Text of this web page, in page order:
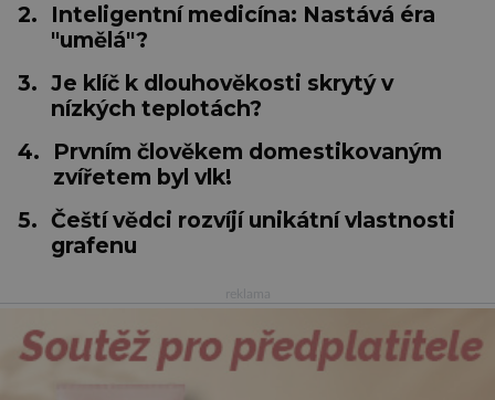
2.
Inteligentní medicína: Nastává éra
"umělá"?
3. Je klíč k dlouhověkosti skrytý v
nízkých teplotách?
4.
Prvním člověkem domestikovaným
zvířetem byl vlk!
5. Čeští vědci rozvíjí unikátní vlastnosti
grafenu